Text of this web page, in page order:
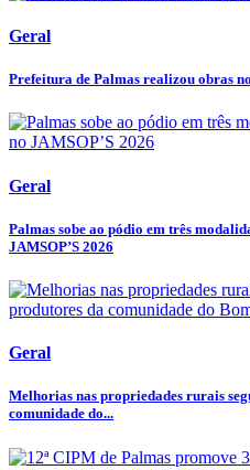
Geral
Prefeitura de Palmas realizou obras
Geral
Palmas sobe ao pódio em três
JAMSOP’S 2026
Geral
Melhorias nas propriedades rurais
comunidade do...